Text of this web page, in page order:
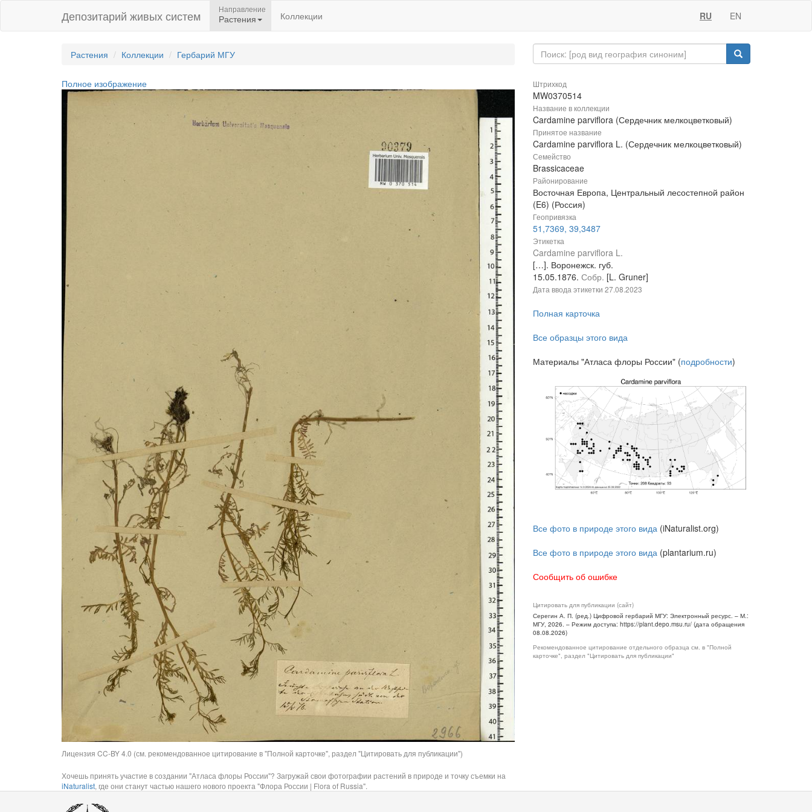
Депозитарий живых систем Направление
Растения Коллекции RU EN
Растения Коллекции Гербарий МГУ
Полное изображение
Лицензия CC-BY 4.0 (см. рекомендованное цитирование в "Полной карточке", раздел "Цитировать для публикации")
Хочешь принять участие в создании "Атласа флоры России"? Загружай свои фотографии растений в природе и точку съемки на
iNaturalist, где они станут частью нашего нового проекта "Флора России | Flora of Russia".
Штрихкод
MW0370514
Название в коллекции
Cardamine parviflora (Сердечник мелкоцветковый)
Принятое название
Cardamine parviflora L. (Сердечник мелкоцветковый)
Семейство
Brassicaceae
Районирование
Восточная Европа, Центральный лесостепной район
(E6) (Россия)
Геопривязка
51,7369, 39,3487
Этикетка
Cardamine parviflora L.
[…]. Воронежск. губ.
15.05.1876. Собр. [L. Gruner]
Дата ввода этикетки 27.08.2023
Полная карточка
Все образцы этого вида
Материалы "Атласа флоры России" (подробности)
Все фото в природе этого вида (iNaturalist.org)
Все фото в природе этого вида (plantarium.ru)
Сообщить об ошибке
Цитировать для публикации (сайт)
Серегин А. П. (ред.) Цифровой гербарий МГУ: Электронный ресурс. – М.:
МГУ, 2026. – Режим доступа: https://plant.depo.msu.ru/ (дата обращения
08.08.2026)
Рекомендованное цитирование отдельного образца см. в "Полной
карточке", раздел "Цитировать для публикации"